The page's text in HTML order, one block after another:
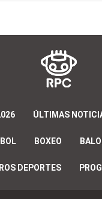
ÚLTIMAS
BOXEO
DEPORTES